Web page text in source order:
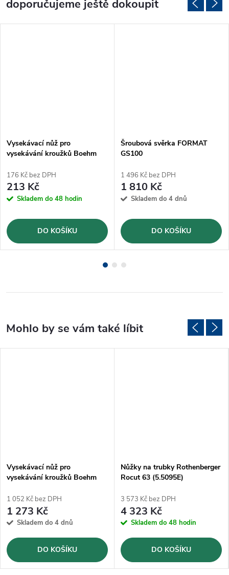
doporučujeme ještě dokoupit
Vysekávací nůž pro
vysekávání kroužků Boehm
176 Kč bez DPH
213 Kč
Skladem do 48 hodin
DO KOŠÍKU
Šroubová svěrka FORMAT
GS100
1 496 Kč bez DPH
1 810 Kč
Skladem do 4 dnů
DO KOŠÍKU
Vysekávací nůž pro
vysekávání kroužků Boehm
1 052 Kč bez DPH
1 273 Kč
Skladem do 4 dnů
DO KOŠÍKU
Nůžky na trubky Rothenberger
Rocut 63 (5.5095E)
3 573 Kč bez DPH
4 323 Kč
Skladem do 48 hodin
DO KOŠÍKU